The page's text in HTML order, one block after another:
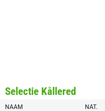
Selectie Kållered
NAAM NAT.